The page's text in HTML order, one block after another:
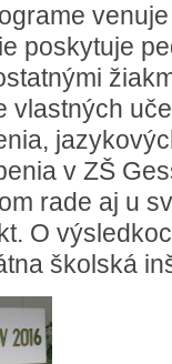
poskytuje
vlastných
v ZŠ
rade aj u
O
školská